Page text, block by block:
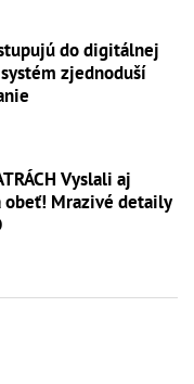
do digitálnej
zjednoduší
Vyslali aj
Mrazivé detaily